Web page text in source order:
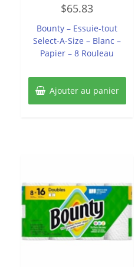
0
sur
$65.83
Bounty – Essuie-tout
Select-A-Size – Blanc –
Papier – 8 Rouleau
Ajouter au panier